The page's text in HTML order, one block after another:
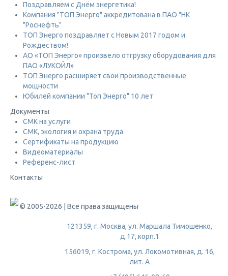
Поздравляем с Днём энергетика!
Компания "ТОП Энерго" аккредитована в ПАО "НК
"Роснефть"
ТОП Энерго поздравляет с Новым 2017 годом и
Рождеством!
АО «ТОП Энерго» произвело отгрузку оборудования для
ПАО «ЛУКОЙЛ»
ТОП Энерго расширяет свои производственные
мощности
Юбилей компании "Топ Энерго" 10 лет
Документы
СМК на услуги
СМК, экология и охрана труда
Сертификаты на продукцию
Видеоматериалы
Референс-лист
Контакты
© 2005-2026 | Все права защищены
121359, г. Москва, ул. Маршала Тимошенко,
д.17, корп.1
156019, г. Кострома, ул. Локомотивная, д. 16,
лит. А